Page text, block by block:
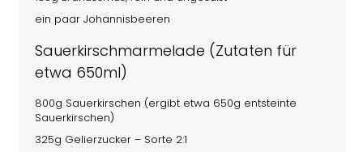
ein paar Johannisbeeren
Sauerkirschmarmelade (Zutaten für
etwa 650ml)
800g Sauerkirschen (ergibt etwa 650g entsteinte
Sauerkirschen)
325g Gelierzucker – Sorte 2:1